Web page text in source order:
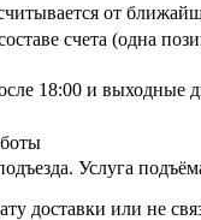
от
счета (одна
18:00 и выходные
Услуга
доставки или не